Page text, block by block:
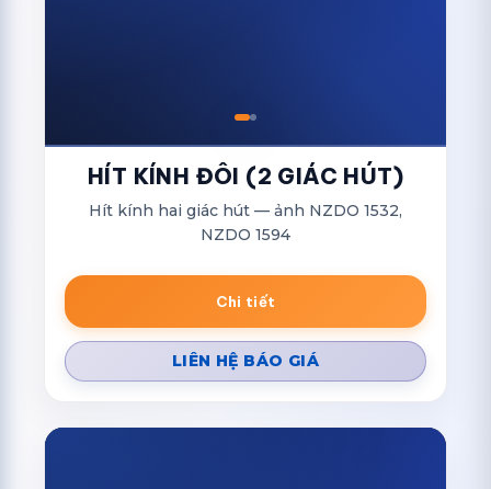
HÍT KÍNH ĐÔI (2 GIÁC HÚT)
Hít kính hai giác hút — ảnh NZDO 1532,
NZDO 1594
Chi tiết
LIÊN HỆ BÁO GIÁ